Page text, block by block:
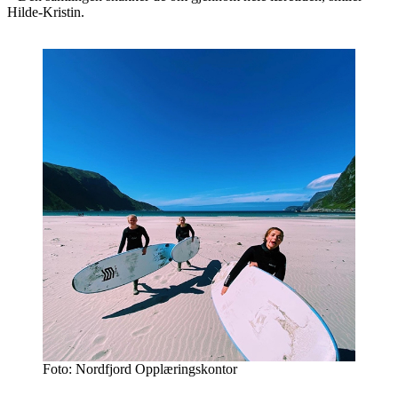
Hilde-Kristin.
Foto: Nordfjord Opplæringskontor